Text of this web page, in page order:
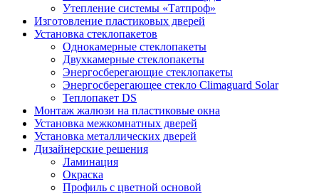
Утепление системы «Татпроф»
Изготовление пластиковых дверей
Установка стеклопакетов
Однокамерные стеклопакеты
Двухкамерные стеклопакеты
Энергосберегающие стеклопакеты
Энергосберегающее стекло Climaguard Solar
Теплопакет DS
Монтаж жалюзи на пластиковые окна
Установка межкомнатных дверей
Установка металлических дверей
Дизайнерские решения
Ламинация
Окраска
Профиль с цветной основой